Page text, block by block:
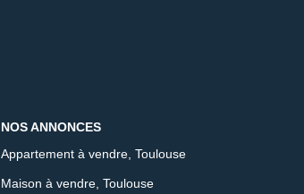
NOS ANNONCES
Appartement à vendre, Toulouse
Maison à vendre, Toulouse